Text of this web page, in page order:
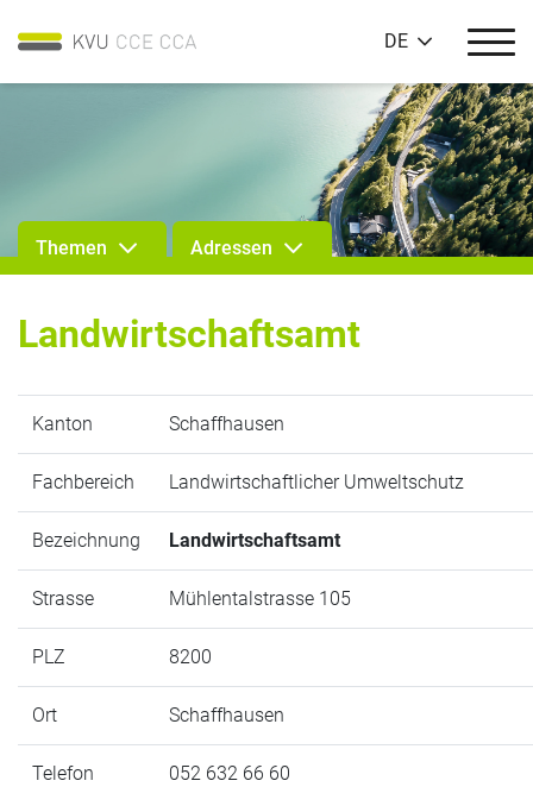
DE
Themen Adressen
Landwirtschaftsamt
Kanton Schaffhausen
Fachbereich Landwirtschaftlicher Umweltschutz
Bezeichnung Landwirtschaftsamt
Strasse Mühlentalstrasse 105
PLZ 8200
Ort Schaffhausen
Telefon 052 632 66 60